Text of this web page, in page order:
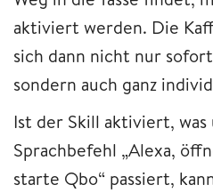
aktiviert werden. Die
sich dann nicht nur
sondern auch ganz
Ist der Skill aktiviert, was
Sprachbefehl „Alexa,
starte Qbo“ passiert,